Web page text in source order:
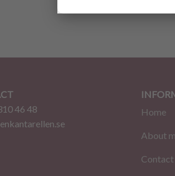
46 48
Home
About
Contact